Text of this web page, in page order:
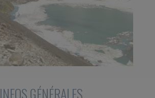
INFOS GÉNÉRALES